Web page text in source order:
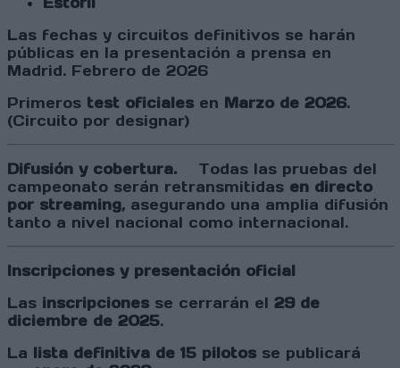
Las fechas y circuitos definitivos se harán
públicas en la presentación a prensa en
Madrid. Febrero de 2026
Primeros test oficiales en Marzo de 2026.
(Circuito por designar)
Difusión y cobertura. Todas las pruebas del
campeonato serán retransmitidas en directo
por streaming, asegurando una amplia difusión
tanto a nivel nacional como internacional.
Inscripciones y presentación oficial
Las inscripciones se cerrarán el 29 de
diciembre de 2025.
La lista definitiva de 15 pilotos se publicará